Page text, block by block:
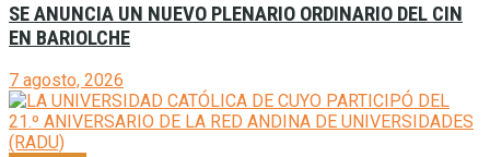
SE ANUNCIA UN NUEVO PLENARIO ORDINARIO DEL CIN
EN BARIOLCHE
7 agosto, 2026